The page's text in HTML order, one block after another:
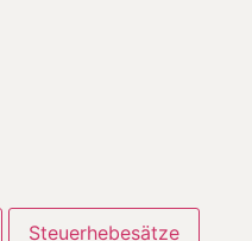
Steuerhebesätze